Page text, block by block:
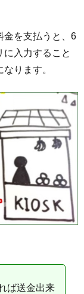
金を支払うと、6
入力すること
ります。
ば送金出来